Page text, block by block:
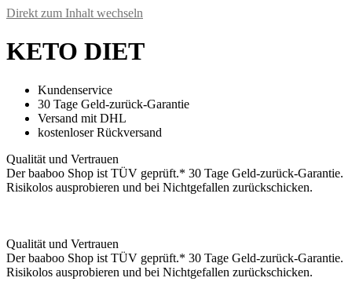
Direkt zum Inhalt wechseln
KETO DIET
Kundenservice
30 Tage Geld-zurück-Garantie
Versand mit DHL
kostenloser Rückversand
Qualität und Vertrauen
Der baaboo Shop ist TÜV geprüft.* 30 Tage Geld-zurück-Garantie.
Risikolos ausprobieren und bei Nichtgefallen zurückschicken.
Qualität und Vertrauen
Der baaboo Shop ist TÜV geprüft.* 30 Tage Geld-zurück-Garantie.
Risikolos ausprobieren und bei Nichtgefallen zurückschicken.